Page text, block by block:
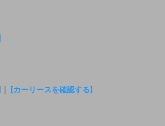
[カーリースを確認する]